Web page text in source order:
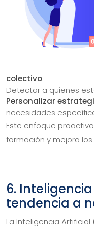
colectivo.
Detectar a quienes
Personalizar
necesidades
Este enfoque
formación y mejora
6.
tendencia a
La Inteligencia